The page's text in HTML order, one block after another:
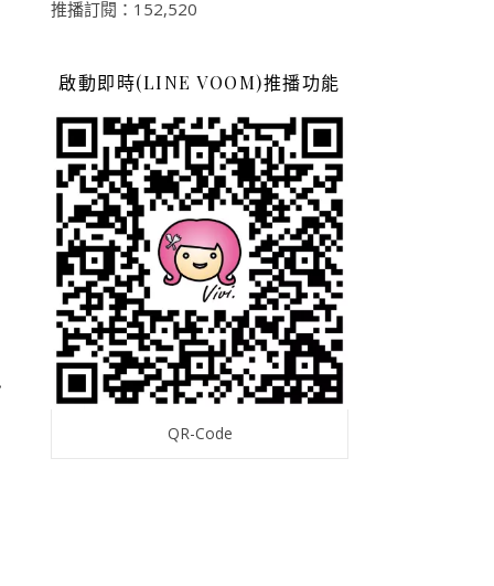
推播訂閱：152,520
啟動即時(LINE VOOM)推播功能
QR-Code